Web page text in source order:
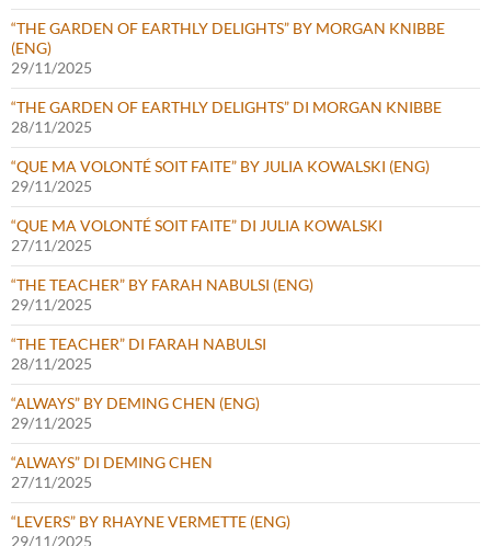
“THE GARDEN OF EARTHLY DELIGHTS” BY MORGAN KNIBBE
(ENG)
29/11/2025
“THE GARDEN OF EARTHLY DELIGHTS” DI MORGAN KNIBBE
28/11/2025
“QUE MA VOLONTÉ SOIT FAITE” BY JULIA KOWALSKI (ENG)
29/11/2025
“QUE MA VOLONTÉ SOIT FAITE” DI JULIA KOWALSKI
27/11/2025
“THE TEACHER” BY FARAH NABULSI (ENG)
29/11/2025
“THE TEACHER” DI FARAH NABULSI
28/11/2025
“ALWAYS” BY DEMING CHEN (ENG)
29/11/2025
“ALWAYS” DI DEMING CHEN
27/11/2025
“LEVERS” BY RHAYNE VERMETTE (ENG)
29/11/2025